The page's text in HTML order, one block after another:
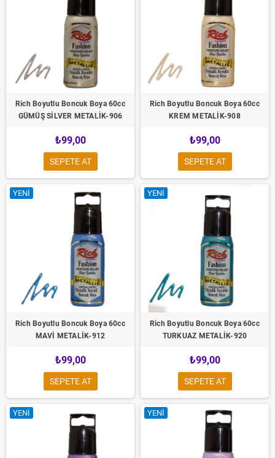
Rich Boyutlu Boncuk Boya 60cc
GÜMÜŞ SİLVER METALİK-906
₺99,00
SEPETE AT
Rich Boyutlu Boncuk Boya 60cc
KREM METALİK-908
₺99,00
SEPETE AT
YENI
Rich Boyutlu Boncuk Boya 60cc
MAVİ METALİK-912
₺99,00
SEPETE AT
YENI
Rich Boyutlu Boncuk Boya 60cc
TURKUAZ METALİK-920
₺99,00
SEPETE AT
YENI YENI